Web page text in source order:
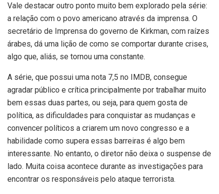
Vale destacar outro ponto muito bem explorado pela série:
a relação com o povo americano através da imprensa. O
secretário de Imprensa do governo de Kirkman, com raízes
árabes, dá uma lição de como se comportar durante crises,
algo que, aliás, se tornou uma constante.
A série, que possui uma nota 7,5 no IMDB, consegue
agradar público e crítica principalmente por trabalhar muito
bem essas duas partes, ou seja, para quem gosta de
política, as dificuldades para conquistar as mudanças e
convencer políticos a criarem um novo congresso e a
habilidade como supera essas barreiras é algo bem
interessante. No entanto, o diretor não deixa o suspense de
lado. Muita coisa acontece durante as investigações para
encontrar os responsáveis pelo ataque terrorista.